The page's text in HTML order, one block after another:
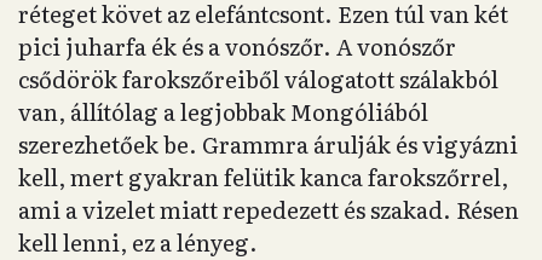
réteget követ az elefántcsont. Ezen túl van két
pici juharfa ék és a vonószőr. A vonószőr
csődörök farokszőreiből válogatott szálakból
van, állítólag a legjobbak Mongóliából
szerezhetőek be. Grammra árulják és vigyázni
kell, mert gyakran felütik kanca farokszőrrel,
ami a vizelet miatt repedezett és szakad. Résen
kell lenni, ez a lényeg.